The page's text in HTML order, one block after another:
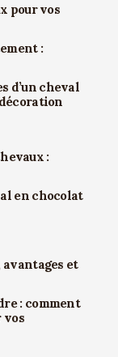
pour vos
:
d’un cheval
:
en chocolat
avantages et
: comment
vos